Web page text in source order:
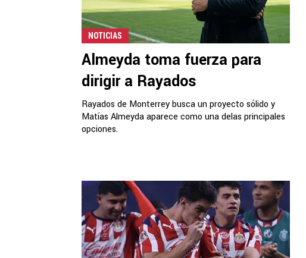
NOTICIAS
Almeyda toma fuerza para
dirigir a Rayados
Rayados de Monterrey busca un proyecto sólido y
Matías Almeyda aparece como una delas principales
opciones.